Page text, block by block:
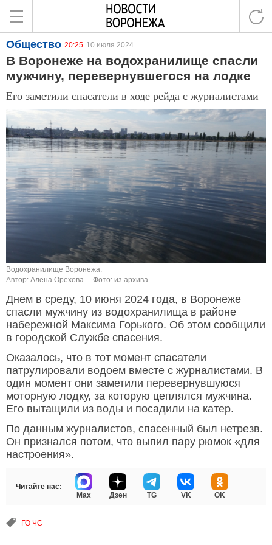
Общество 20:25 10 июля 2024
В Воронеже на водохранилище спасли
мужчину, перевернувшегося на лодке
Его заметили спасатели в ходе рейда с журналистами
Водохранилище Воронежа.
Автор: Алена Орехова.
Фото: из архива.
Днем в среду, 10 июня 2024 года, в Воронеже
спасли мужчину из водохранилища в районе
набережной Максима Горького. Об этом сообщили
в городской Службе спасения.
Оказалось, что в тот момент спасатели
патрулировали водоем вместе с журналистами. В
один момент они заметили перевернувшуюся
моторную лодку, за которую цеплялся мужчина.
Его вытащили из воды и посадили на катер.
По данным журналистов, спасенный был нетрезв.
Он признался потом, что выпил пару рюмок «для
настроения».
Читайте нас:
Max
Дзен TG VK OK
ГО ЧС